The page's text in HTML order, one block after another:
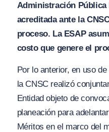
Administración Pública
acreditada ante la CN
proceso. La ESAP
costo que genere el
Por lo anterior, en uso
la CNSC realizó
Entidad objeto de
planeación para
Méritos en el marco del